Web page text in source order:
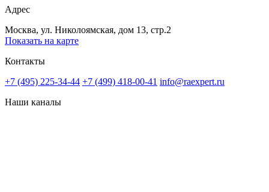
Адрес
Москва, ул. Николоямская, дом 13, стр.2
Показать на карте
Контакты
+7 (495) 225-34-44 +7 (499) 418-00-41 info@raexpert.ru
Наши каналы